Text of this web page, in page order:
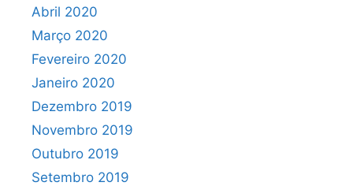
Abril 2020
Março 2020
Fevereiro 2020
Janeiro 2020
Dezembro 2019
Novembro 2019
Outubro 2019
Setembro 2019